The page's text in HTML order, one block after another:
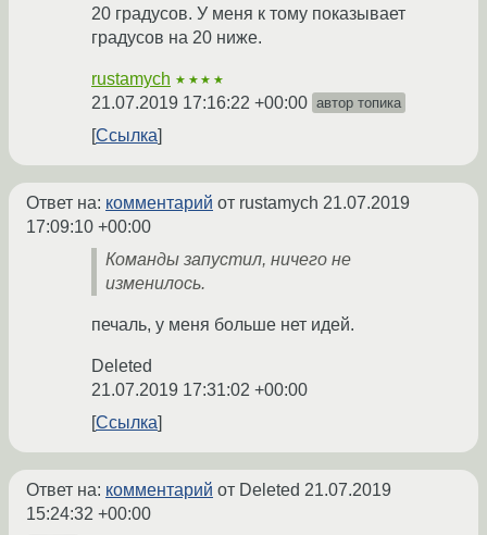
20 градусов. У меня к тому показывает
градусов на 20 ниже.
rustamych ★★★★
21.07.2019 17:16:22 +00:00 автор топика
Ссылка
Ответ на: комментарий от rustamych 21.07.2019
17:09:10 +00:00
Команды запустил, ничего не
изменилось.
печаль, у меня больше нет идей.
Deleted
21.07.2019 17:31:02 +00:00
Ссылка
Ответ на: комментарий от Deleted 21.07.2019
15:24:32 +00:00